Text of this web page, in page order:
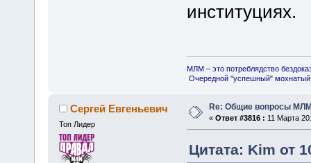
институциях.
МЛМ – это потреблядство
Очередной "успешный"
Сергей Евгеньевич
Топ Лидер
Re: Общие вопросы
« Ответ #3816 : 11 Марта
Цитата: Kim от